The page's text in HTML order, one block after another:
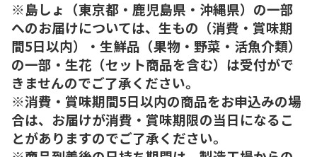
※島しょ（東京都・鹿児島県・沖縄県）の一部
へのお届けについては、生もの（消費・賞味期
間5日以内）・生鮮品（果物・野菜・活魚介類）
の一部・生花（セット商品を含む）は受付がで
きませんのでご了承ください。
※消費・賞味期間5日以内の商品をお申込みの場
合は、お届けが消費・賞味期限の当日になるこ
とがありますのでご了承ください。